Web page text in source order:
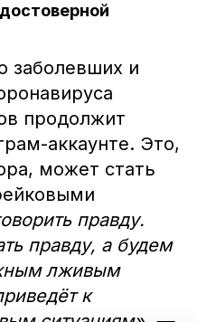
заболевших и
продолжит
аккаунте. Это,
может стать
правду.
правду, а будем
лживым
к